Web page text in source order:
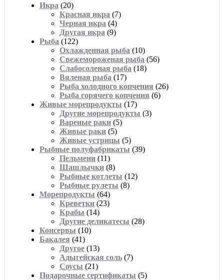
Икра (20)
Красная икра (7)
Черная икра (4)
Другая икра (9)
Рыба (122)
Охлажденная рыба (10)
Свежемороженая рыба (56)
Слабосоленая рыба (18)
Вяленая рыба (17)
Рыба холодного копчения (26)
Рыба горячего копчения (6)
Живые морепродукты (17)
Другие морепродукты (3)
Вареные раки (5)
Живые раки (5)
Живые устрицы (5)
Рыбные полуфабрикаты (39)
Пельмени (11)
Шашлычки (8)
Рыбные котлеты (12)
Рыбные рулеты (8)
Морепродукты (64)
Креветки (23)
Крабы (14)
Другие деликатесы (28)
Консервы (10)
Бакалея (41)
Другое (13)
Адыгейская соль (7)
Соусы (21)
Подарочные сертификаты (5)